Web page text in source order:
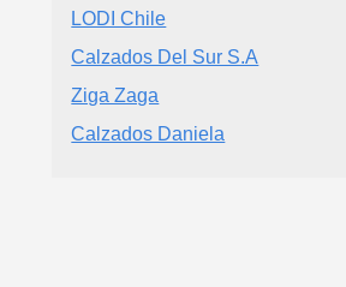
LODI Chile
Calzados Del Sur S.A
Ziga Zaga
Calzados Daniela